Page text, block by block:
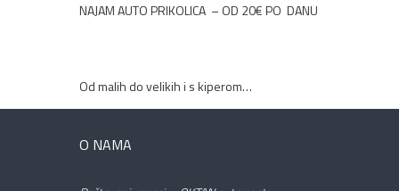
NAJAM AUTO PRIKOLICA – OD 20€ PO DANU
Od malih do velikih i s kiperom…
O NAMA